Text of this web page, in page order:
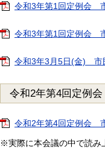
令和3年第1回定例会
令和3年第1回定例会
令和3年3月5日(金) 市
令和2年第4回定例会
令和2年第4回定例会
※実際に本会議の中で読み